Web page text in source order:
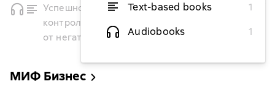
Text-based books
1
Audiobooks
1
Успешное мышление. Как
контролировать свою жизнь и уйти
от негативных мыслей
unavailable
МИФ Бизнес